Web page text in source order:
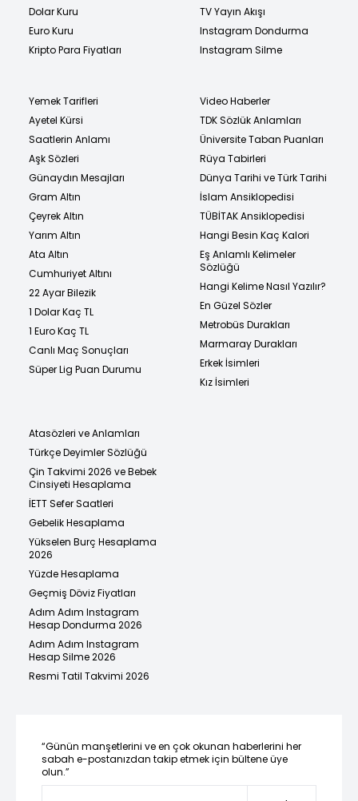
Dolar Kuru
Euro Kuru
Kripto Para Fiyatları
TV Yayın Akışı
Instagram Dondurma
Instagram Silme
Yemek Tarifleri
Ayetel Kürsi
Saatlerin Anlamı
Aşk Sözleri
Günaydın Mesajları
Gram Altın
Çeyrek Altın
Yarım Altın
Ata Altın
Cumhuriyet Altını
22 Ayar Bilezik
1 Dolar Kaç TL
1 Euro Kaç TL
Canlı Maç Sonuçları
Süper Lig Puan Durumu
Video Haberler
TDK Sözlük Anlamları
Üniversite Taban Puanları
Rüya Tabirleri
Dünya Tarihi ve Türk Tarihi
İslam Ansiklopedisi
TÜBİTAK Ansiklopedisi
Hangi Besin Kaç Kalori
Eş Anlamlı Kelimeler
Sözlüğü
Hangi Kelime Nasıl Yazılır?
En Güzel Sözler
Metrobüs Durakları
Marmaray Durakları
Erkek İsimleri
Kız İsimleri
Atasözleri ve Anlamları
Türkçe Deyimler Sözlüğü
Çin Takvimi 2026 ve Bebek
Cinsiyeti Hesaplama
İETT Sefer Saatleri
Gebelik Hesaplama
Yükselen Burç Hesaplama
2026
Yüzde Hesaplama
Geçmiş Döviz Fiyatları
Adım Adım Instagram
Hesap Dondurma 2026
Adım Adım Instagram
Hesap Silme 2026
Resmi Tatil Takvimi 2026
“Günün manşetlerini ve en çok okunan haberlerini her
sabah e-postanızdan takip etmek için bültene üye
olun.”